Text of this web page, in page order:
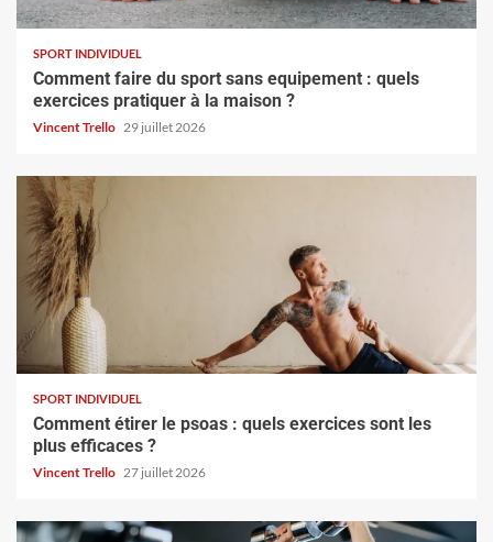
SPORT INDIVIDUEL
Comment faire du sport sans equipement : quels
exercices pratiquer à la maison ?
Vincent Trello 29 juillet 2026
SPORT INDIVIDUEL
Comment étirer le psoas : quels exercices sont les
plus efficaces ?
Vincent Trello 27 juillet 2026